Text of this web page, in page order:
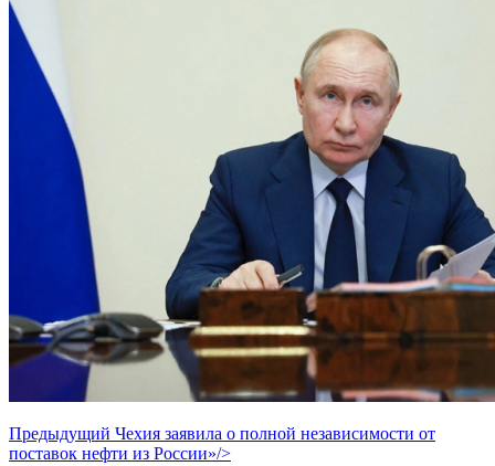
Предыдущий Чехия заявила о полной независимости от
поставок нефти из России»/>